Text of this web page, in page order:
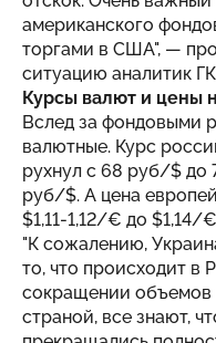
американского
торгами в США", —
ситуацию аналитик
Курсы валют и цены
Вслед за фондовыми
валютные. Курс
рухнул с 68 руб/$ до
руб/$. А цена
$1,11-1,12/€ до $1,14/
"К сожалению,
то, что происходит в
сокращении объемов
страной, все знают,